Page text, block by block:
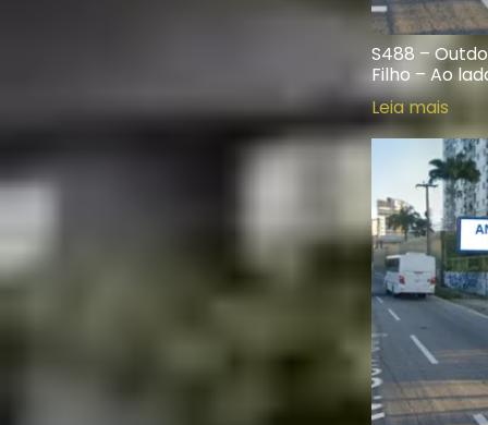
S488 –
Filho – Ao
Leia mais